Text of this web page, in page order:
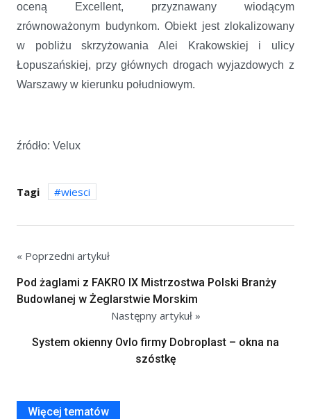
oceną Excellent, przyznawany wiodącym
zrównoważonym budynkom. Obiekt jest zlokalizowany
w pobliżu skrzyżowania Alei Krakowskiej i ulicy
Łopuszańskiej, przy głównych drogach wyjazdowych z
Warszawy w kierunku południowym.
źródło: Velux
Tagi wiesci
« Poprzedni artykuł
Pod żaglami z FAKRO IX Mistrzostwa Polski Branży
Budowlanej w Żeglarstwie Morskim
Następny artykuł »
System okienny Ovlo firmy Dobroplast – okna na
szóstkę
Więcej tematów